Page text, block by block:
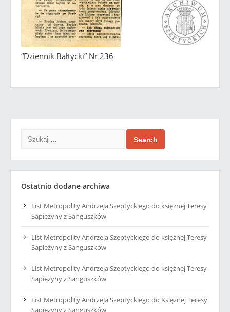
“Dziennik Bałtycki” Nr 236
Search
Ostatnio dodane archiwa
List Metropolity Andrzeja Szeptyckiego do księżnej Teresy
Sapieżyny z Sanguszków
List Metropolity Andrzeja Szeptyckiego do księżnej Teresy
Sapieżyny z Sanguszków
List Metropolity Andrzeja Szeptyckiego do księżnej Teresy
Sapieżyny z Sanguszków
List Metropolity Andrzeja Szeptyckiego do Księżnej Teresy
Sapieżyny z Sanguszków